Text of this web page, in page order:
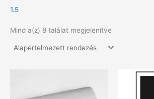
1.5
Mind a(z) 8 találat megjelenítve